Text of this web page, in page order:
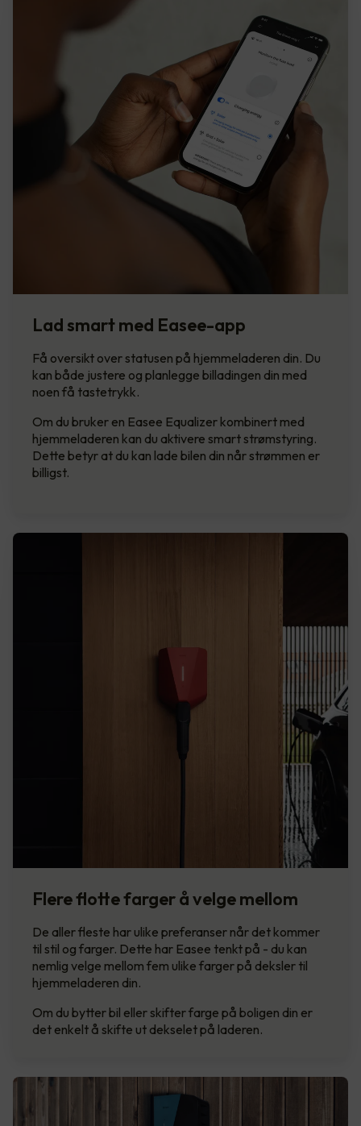
Lad smart med Easee-app
Få oversikt over statusen på hjemmeladeren din. Du
kan både justere og planlegge billadingen din med
noen få tastetrykk.
Om du bruker en Easee Equalizer kombinert med
hjemmeladeren kan du aktivere smart strømstyring.
Dette betyr at du kan lade bilen din når strømmen er
billigst.
Flere flotte farger å velge mellom
De aller fleste har ulike preferanser når det kommer
til stil og farger. Dette har Easee tenkt på - du kan
nemlig velge mellom fem ulike farger på deksler til
hjemmeladeren din.
Om du bytter bil eller skifter farge på boligen din er
det enkelt å skifte ut dekselet på laderen.